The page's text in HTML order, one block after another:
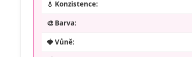
💧 Konzistence:
🎨 Barva:
🍓 Vůně: